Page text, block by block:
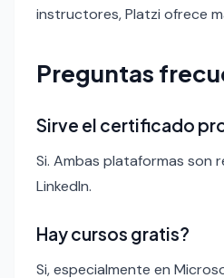
instructores, Platzi ofrece
Preguntas
Sirve el certificado
Si. Ambas plataformas son
LinkedIn.
Hay cursos gratis?
Si, especialmente en